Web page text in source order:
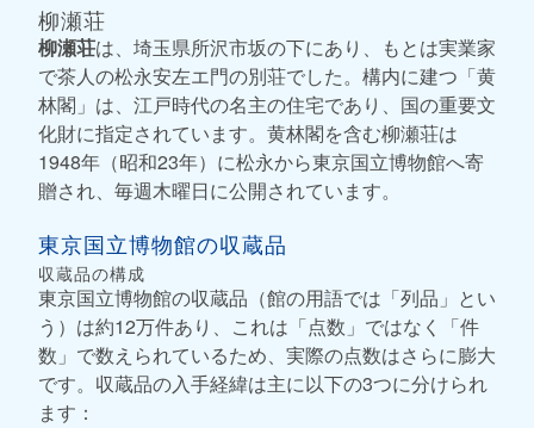
柳瀬荘
柳瀬荘は、埼玉県所沢市坂の下にあり、もとは実業家
で茶人の松永安左エ門の別荘でした。構内に建つ「黄
林閣」は、江戸時代の名主の住宅であり、国の重要文
化財に指定されています。黄林閣を含む柳瀬荘は
1948年（昭和23年）に松永から東京国立博物館へ寄
贈され、毎週木曜日に公開されています。
東京国立博物館の収蔵品
収蔵品の構成
東京国立博物館の収蔵品（館の用語では「列品」とい
う）は約12万件あり、これは「点数」ではなく「件
数」で数えられているため、実際の点数はさらに膨大
です。収蔵品の入手経緯は主に以下の3つに分けられ
ます：